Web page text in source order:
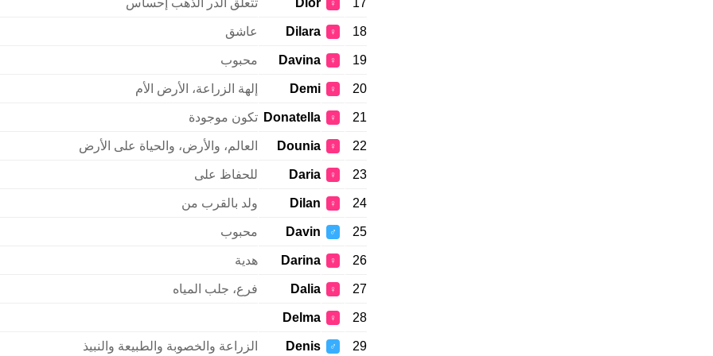
17
♀
Dior تتعلق الدر الذهب إحساس
18
♀
Dilara عاشق
19
♀
Davina محبوب
20
♀
Demi إلهة الزراعة، الأرض الأم
21
♀
Donatella تكون موجودة
22
♀
Dounia العالم، والأرض، والحياة على الأرض
23
♀
Daria للحفاظ على
24
♀
Dilan ولد بالقرب من
25
♂
Davin محبوب
26
♀
Darina هدية
27
♀
Dalia فرع، جلب المياه
28
♀
Delma
29
♂
Denis الزراعة والخصوبة والطبيعة والنبيذ